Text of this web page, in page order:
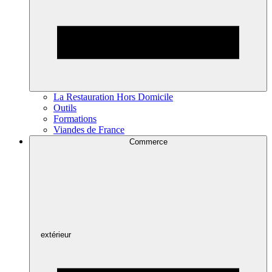
La Restauration Hors Domicile
Outils
Formations
Viandes de France
Commerce
extérieur